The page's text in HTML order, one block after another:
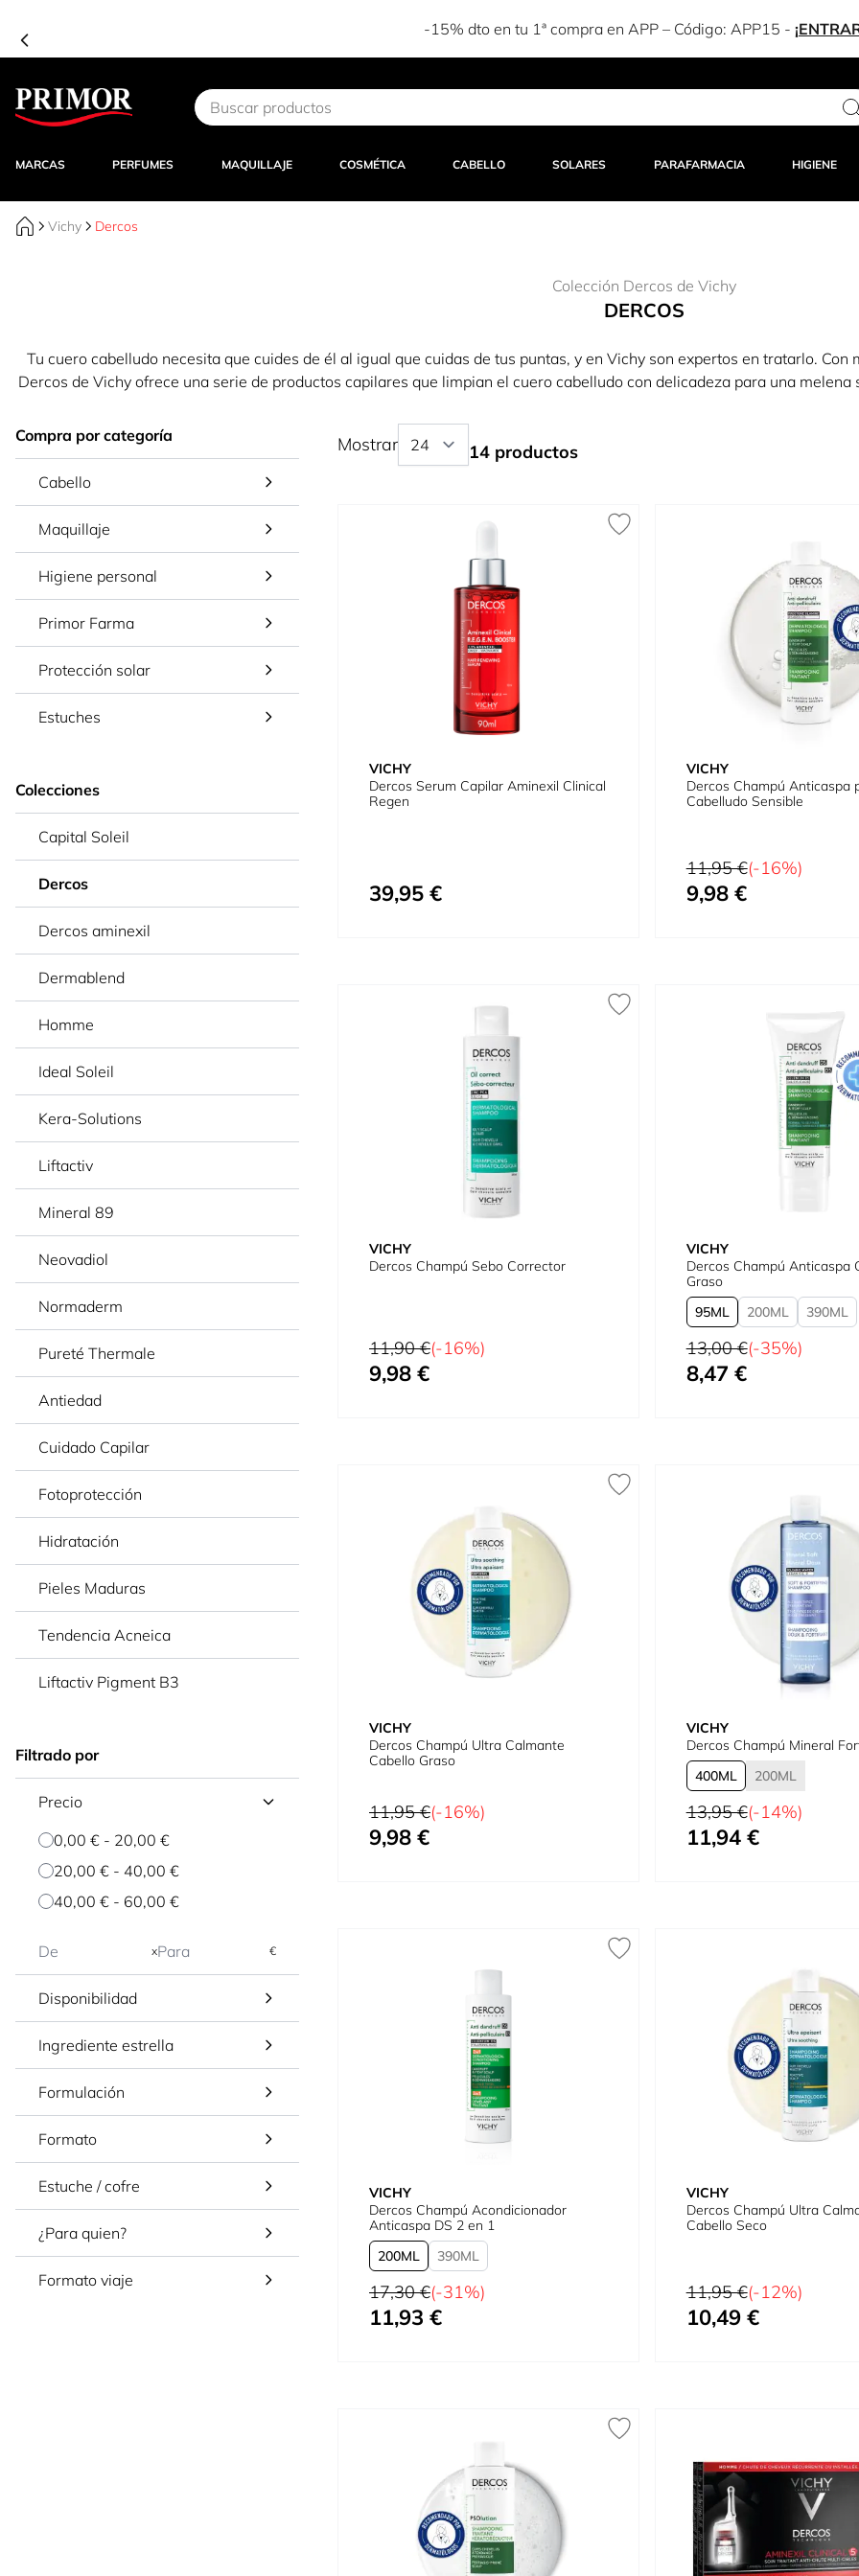
Estás a solo 25,00 € del envío gratuito
Ir al contenido
MARCAS PERFUMES MAQUILLAJE COSMÉTICA CABELLO SOLARES PARAFARMACIA HIGIENE
Vichy Dercos
Colección Dercos de Vichy
DERCOS
Tu cuero cabelludo necesita que cuides de él al igual que cuidas de tus puntas, y en Vichy son expertos en tratarlo.
Dercos de Vichy ofrece una serie de productos capilares que limpian el cuero cabelludo con delicadeza para una
Compra por categoría
Cabello
Maquillaje
Higiene personal
Primor Farma
Protección solar
Estuches
Colecciones
Capital Soleil
Dercos
Dercos aminexil
Dermablend
Homme
Ideal Soleil
Kera-Solutions
Liftactiv
Mineral 89
Neovadiol
Normaderm
Pureté Thermale
Antiedad
Cuidado Capilar
Fotoprotección
Hidratación
Pieles Maduras
Tendencia Acneica
Liftactiv Pigment B3
Filtrado por
Precio
0,00 € - 20,00 €
20,00 € - 40,00 €
40,00 € - 60,00 €
x €
Disponibilidad
Ingrediente estrella
Formulación
Formato
Estuche / cofre
¿Para quien?
Formato viaje
Mostrar 14 productos
VICHY
Dercos Serum Capilar Aminexil Clinical
Regen
39,95 €
VICHY
Dercos Champú Anticaspa
Cabelludo Sensible
Precio habitual
11,95 €(-16%)
Precio especial
9,98 €
VICHY
Dercos Champú Sebo Corrector
Precio habitual
11,90 €(-16%)
Precio especial
9,98 €
VICHY
Dercos Champú Anticaspa
Graso
95
200 390
Precio habitual
13,00 €(-35%)
Tan bajo como
8,47 €
VICHY
Dercos Champú Ultra Calmante
Cabello Graso
Precio habitual
11,95 €(-16%)
Precio especial
9,98 €
VICHY
Dercos Champú Mineral
200
400
Precio habitual
13,95 €(-14%)
Tan bajo como
11,94 €
VICHY
Dercos Champú Acondicionador
Anticaspa DS 2 en 1
200
390
Precio habitual
17,30 €(-31%)
Tan bajo como
11,93 €
VICHY
Dercos Champú Ultra
Cabello Seco
Precio habitual
11,95 €(-12%)
Precio especial
10,49 €